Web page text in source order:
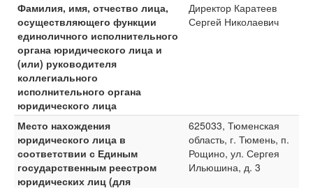
Фамилия, имя, отчество лица,
осуществляющего функции
единоличного исполнительного
органа юридического лица и
(или) руководителя
коллегиального
исполнительного органа
юридического лица
Директор Каратеев
Сергей Николаевич
Место нахождения
юридического лица в
соответствии с Единым
государственным реестром
юридических лиц (для
625033, Тюменская
область, г. Тюмень, п.
Рощино, ул. Сергея
Ильюшина, д. 3